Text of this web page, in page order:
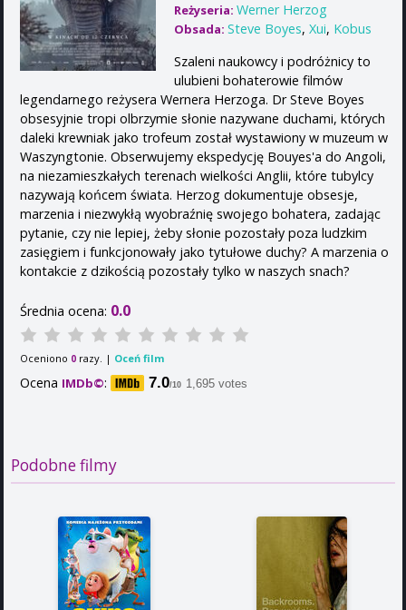
Reżyseria: Werner Herzog
Obsada: Steve Boyes, Xui, Kobus
Szaleni naukowcy i podróżnicy to
ulubieni bohaterowie filmów
legendarnego reżysera Wernera Herzoga. Dr Steve Boyes
obsesyjnie tropi olbrzymie słonie nazywane duchami, których
daleki krewniak jako trofeum został wystawiony w muzeum w
Waszyngtonie. Obserwujemy ekspedycję Bouyes'a do Angoli,
na niezamieszkałych terenach wielkości Anglii, które tubylcy
nazywają końcem świata. Herzog dokumentuje obsesje,
marzenia i niezwykłą wyobraźnię swojego bohatera, zadając
pytanie, czy nie lepiej, żeby słonie pozostały poza ludzkim
zasięgiem i funkcjonowały jako tytułowe duchy? A marzenia o
kontakcie z dzikością pozostały tylko w naszych snach?
Średnia ocena: 0.0
Oceniono 0 razy. | Oceń film
Ocena IMDb©: 7.0/10 1,695 votes
Podobne filmy